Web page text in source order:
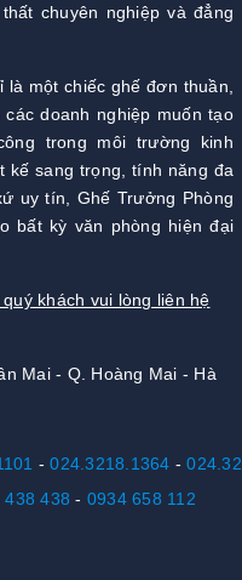
chuyên nghiệp và đẳng
một chiếc ghế đơn thuần,
doanh nghiệp muốn tạo
trong môi trường kinh
kế sang trọng, tính năng đa
uy tín, Ghế Trưởng Phòng
bất kỳ văn phòng hiện đại
khách vui lòng liên hệ
Mai - Q. Hoàng Mai - Hà
-024.3218.1364 -
438 438 - 0934 658 112